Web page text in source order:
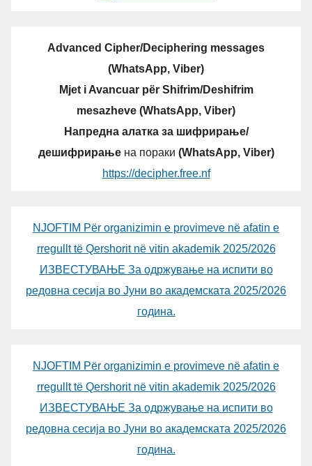
Advanced Cipher/Deciphering messages
(WhatsApp, Viber)
Mjet i Avancuar për Shifrim/Deshifrim
mesazheve (WhatsApp, Viber)
Напредна алатка за шифрирање/
дешифрирањена пораки (WhatsApp, Viber)
https://decipher.free.nf
NJOFTIM Për organizimin e provimeve në afatin e
rregullt të Qershorit në vitin akademik 2025/2026
ИЗВЕСТУВАЊЕ За одржување на испити во
редовна сесија во Јуни во академската 2025/2026
година.
NJOFTIM Për organizimin e provimeve në afatin e
rregullt të Qershorit në vitin akademik 2025/2026
ИЗВЕСТУВАЊЕ За одржување на испити во
редовна сесија во Јуни во академската 2025/2026
година.